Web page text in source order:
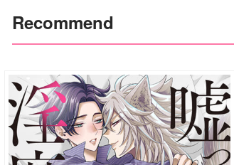
Recommend